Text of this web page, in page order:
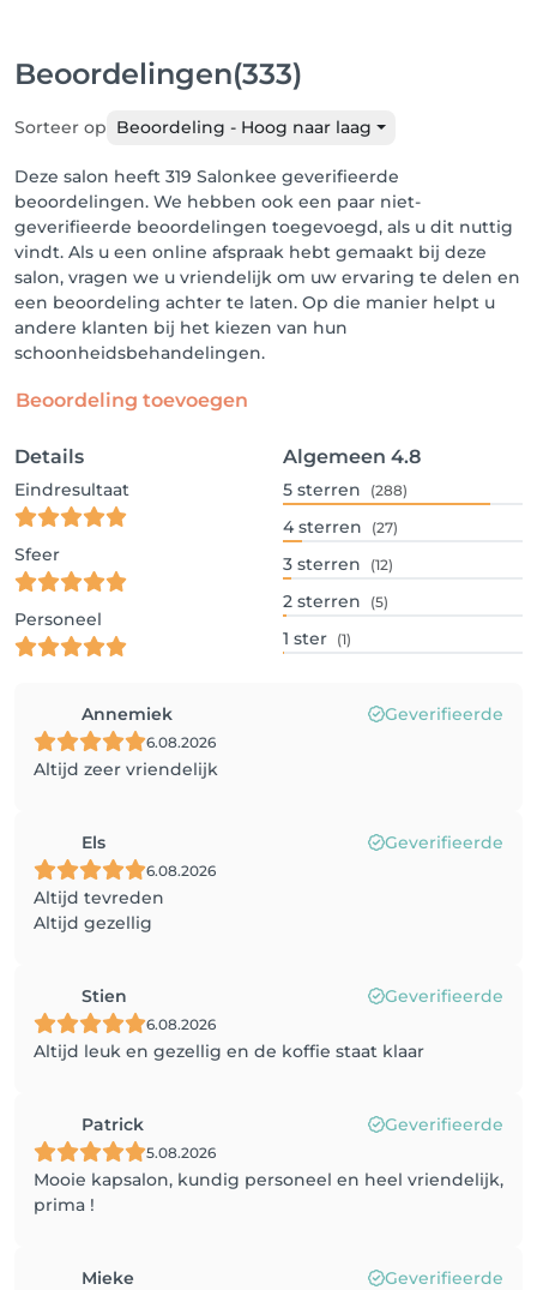
Beoordelingen(333)
Sorteer op Beoordeling - Hoog naar laag
Deze salon heeft 319 Salonkee geverifieerde
beoordelingen. We hebben ook een paar niet-
geverifieerde beoordelingen toegevoegd, als u dit nuttig
vindt. Als u een online afspraak hebt gemaakt bij deze
salon, vragen we u vriendelijk om uw ervaring te delen en
een beoordeling achter te laten. Op die manier helpt u
andere klanten bij het kiezen van hun
schoonheidsbehandelingen.
Beoordeling toevoegen
Details
Eindresultaat
Sfeer
Personeel
Algemeen 4.8
5 sterren (288)
4 sterren (27)
3 sterren (12)
2 sterren (5)
1 ster (1)
Annemiek Geverifieerde
6.08.2026
Altijd zeer vriendelijk
Els Geverifieerde
6.08.2026
Altijd tevreden
Altijd gezellig
Stien Geverifieerde
6.08.2026
Altijd leuk en gezellig en de koffie staat klaar
Patrick Geverifieerde
5.08.2026
Mooie kapsalon, kundig personeel en heel vriendelijk,
prima !
Mieke Geverifieerde